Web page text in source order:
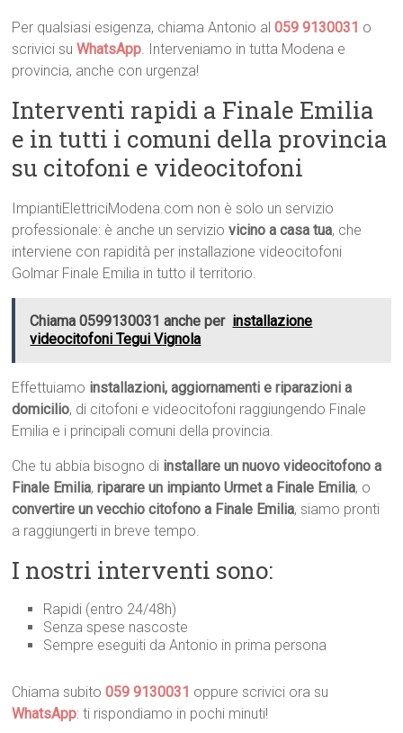
Per qualsiasi esigenza, chiama Antonio al059 9130031 o
scrivici suWhatsApp. Interveniamo in tutta Modena e
provincia, anche con urgenza!
Interventi rapidi a Finale Emilia
e in tutti i comuni della provincia
su citofoni e videocitofoni
ImpiantiElettriciModena.com non è solo un servizio
professionale: è anche un serviziovicino a casa tua, che
interviene con rapidità per installazione videocitofoni
Golmar Finale Emilia in tutto il territorio.
Chiama 0599130031 anche per installazione
videocitofoni Tegui Vignola
Effettuiamo installazioni, aggiornamenti e riparazioni a
domicilio, di citofoni e videocitofoni raggiungendo Finale
Emilia e i principali comuni della provincia.
Che tu abbia bisogno di installare un nuovo videocitofono a
Finale Emilia,riparare un impianto Urmet a Finale Emilia, o
convertire un vecchio citofono a Finale Emilia, siamo pronti
a raggiungerti in breve tempo.
I nostri interventi sono:
Rapidi (entro 24/48h)
Senza spese nascoste
Sempre eseguiti da Antonio in prima persona
Chiama subito059 9130031 oppure scrivici ora su
WhatsApp: ti rispondiamo in pochi minuti!